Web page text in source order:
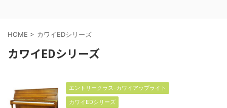
HOME > カワイEDシリーズ
カワイEDシリーズ
エントリークラス-カワイアップライト
カワイEDシリーズ